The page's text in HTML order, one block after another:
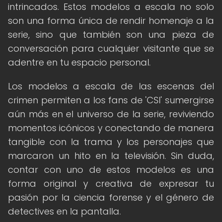
intrincados. Estos modelos a escala no solo
son una forma única de rendir homenaje a la
serie, sino que también son una pieza de
conversación para cualquier visitante que se
adentre en tu espacio personal.
Los modelos a escala de las escenas del
crimen permiten a los fans de 'CSI' sumergirse
aún más en el universo de la serie, reviviendo
momentos icónicos y conectando de manera
tangible con la trama y los personajes que
marcaron un hito en la televisión. Sin duda,
contar con uno de estos modelos es una
forma original y creativa de expresar tu
pasión por la ciencia forense y el género de
detectives en la pantalla.